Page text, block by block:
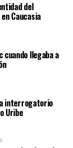
del
Caucasia
cuando llegaba a
interrogatorio
Uribe